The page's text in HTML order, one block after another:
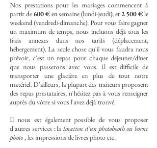
Nos prestations pour les mariages commencent à
partir de 600 €en semaine (lundi-jeudi), et2 500 €le
weekend (vendredi-dimanche). Pour vous faire gagner
un maximum de temps, nous incluons déjà tous les
frais annexes dans nos tarifs (déplacement,
hébergement). La seule chose qu'il vous faudra nous
prévoir, c'est un repas pour chaque déjeuner/dîner
que nous passerons avec vous. Il est difficile de
transporter une glacière en plus de tout notre
matériel. D'ailleurs, la plupart des traiteurs proposent
des repas prestataires, n'hésitez pas à vous renseigner
auprès du vôtre si vous l'avez déjà trouvé.
Il nous est également possible de vous proposer
d'autres services : la location d'un photobooth ou borne
photo, les impressions de livres photo etc.